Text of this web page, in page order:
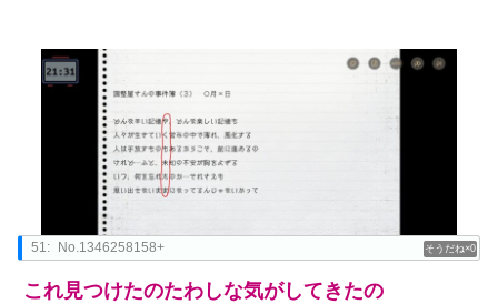
0
51: No.1346258158+
これ見つけたのたわしな気がしてきたの